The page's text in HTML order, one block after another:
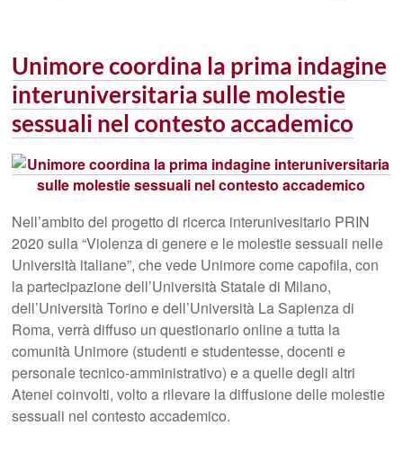
Unimore coordina la prima indagine
interuniversitaria sulle molestie
sessuali nel contesto accademico
Nell’ambito del progetto di ricerca interunivesitario PRIN
2020 sulla “Violenza di genere e le molestie sessuali nelle
Università italiane”, che vede Unimore come capofila, con
la partecipazione dell’Università Statale di Milano,
dell’Università Torino e dell’Università La Sapienza di
Roma, verrà diffuso un questionario online a tutta la
comunità Unimore (studenti e studentesse, docenti e
personale tecnico-amministrativo) e a quelle degli altri
Atenei coinvolti, volto a rilevare la diffusione delle molestie
sessuali nel contesto accademico.